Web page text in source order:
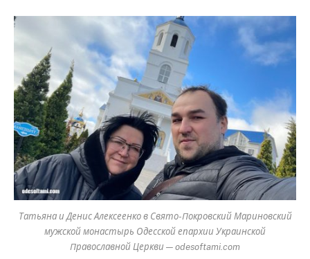
Татьяна и Денис Алексеенко в Свято-Покровский Мариновский
мужской монастырь Одесской епархии Украинской
Православной Церкви — odesoftami.com